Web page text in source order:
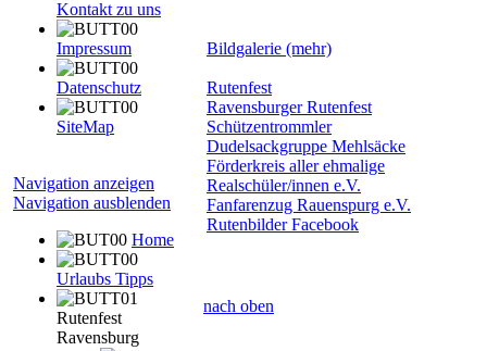
Kontakt zu uns
Impressum
Datenschutz
SiteMap
Navigation anzeigen
Navigation ausblenden
Home
Urlaubs Tipps
Rutenfest
Ravensburg
Bildgalerie (mehr)
Rutenfest
Ravensburger Rutenfest
Schützentrommler
Dudelsackgruppe Mehlsäcke
Förderkreis aller ehmalige
Realschüler/innen e.V.
Fanfarenzug Rauenspurg e.V.
Rutenbilder Facebook
nach oben